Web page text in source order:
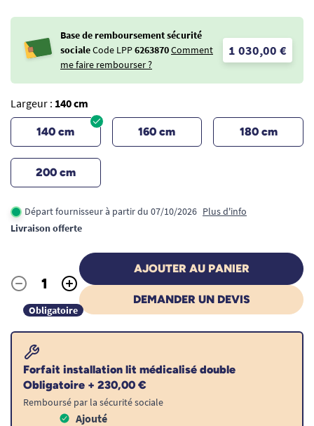
Base de remboursement sécurité
socialeCode LPP6263870Comment
me faire rembourser ?
1 030,00 €
Largeur : 140 cm
140 cm 160 cm 180 cm
200 cm
Départ fournisseur à partir du 07/10/2026 Plus d'info
Livraison offerte
Quantité
- +
AJOUTER AU PANIER
DEMANDER UN DEVIS
Obligatoire
Forfait installation lit médicalisé double
Obligatoire + 230,00 €
Remboursé par la sécurité sociale
Ajouté